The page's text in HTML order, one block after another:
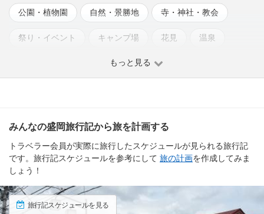
公園・植物園 自然・景勝地 寺・神社・教会
祭り・イベント キャンプ場 花見 温泉
もっと見る
みんなの盛岡旅行記から旅を計画する
トラベラー会員が実際に旅行したスケジュールが見られる旅行記
です。旅行記スケジュールを参考にして 旅の計画を作成してみま
しょう！
旅行記スケジュールを見る